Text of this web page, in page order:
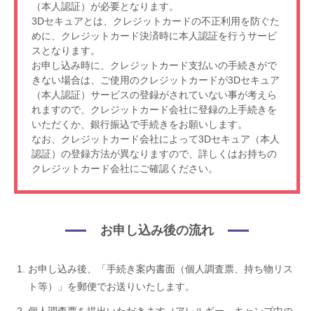
（本人認証）が必要となります。
3Dセキュアとは、クレジットカードの不正利用を防ぐた
めに、クレジットカード決済時に本人認証を行うサービ
スとなります。
お申し込み時に、クレジットカード支払いの手続きがで
きない場合は、ご使用のクレジットカードが3Dセキュア
（本人認証）サービスの登録がされていない事が考えら
れますので、クレジットカード会社に登録の上手続きを
いただくか、銀行振込で手続きをお願いします。
なお、クレジットカード会社によって3Dセキュア（本人
認証）の登録方法が異なりますので、詳しくはお持ちの
クレジットカード会社にご確認ください。
お申し込み後の流れ
お申し込み後、「手続き案内書面（個人調査票、持ち物リス
ト等）」を郵便でお送りいたします。